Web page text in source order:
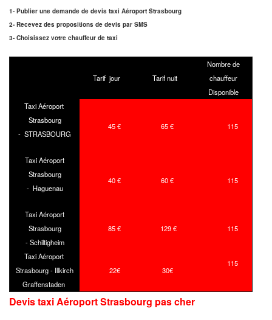
1- Publier une demande de devis taxi Aéroport Strasbourg
2- Recevez des propositions de devis par SMS
3- Choisissez votre chauffeur de taxi
Tarif jour Tarif nuit
Nombre de
chauffeur
Disponible
Taxi Aéroport
Strasbourg
- STRASBOURG
45 € 65 € 115
Taxi Aéroport
Strasbourg
- Haguenau
40 € 60 € 115
Taxi Aéroport
Strasbourg
- Schiltigheim
85 € 129 € 115
Taxi Aéroport
Strasbourg - Illkirch
Graffenstaden
22€ 30€
115
Devis taxi Aéroport Strasbourg pas cher